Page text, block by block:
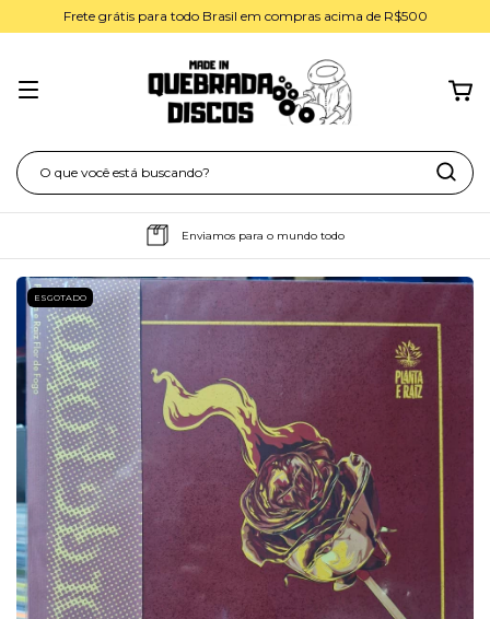
Frete grátis para todo Brasil em compras acima de R$500
Enviamos para o mundo todo
ESGOTADO